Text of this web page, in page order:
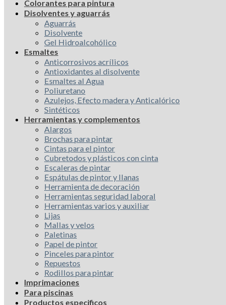
Colorantes para pintura
Disolventes y aguarrás
Aguarrás
Disolvente
Gel Hidroalcohólico
Esmaltes
Anticorrosivos acrílicos
Antioxidantes al disolvente
Esmaltes al Agua
Poliuretano
Azulejos, Efecto madera y Anticalórico
Sintéticos
Herramientas y complementos
Alargos
Brochas para pintar
Cintas para el pintor
Cubretodos y plásticos con cinta
Escaleras de pintar
Espátulas de pintor y llanas
Herramienta de decoración
Herramientas seguridad laboral
Herramientas varios y auxiliar
Lijas
Mallas y velos
Paletinas
Papel de pintor
Pinceles para pintor
Repuestos
Rodillos para pintar
Imprimaciones
Para piscinas
Productos especificos